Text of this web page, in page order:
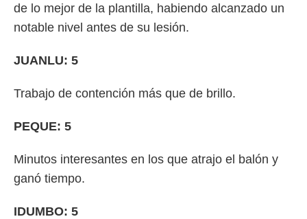
de lo mejor de la plantilla, habiendo alcanzado un
notable nivel antes de su lesión.
JUANLU: 5
Trabajo de contención más que de brillo.
PEQUE: 5
Minutos interesantes en los que atrajo el balón y
ganó tiempo.
IDUMBO: 5